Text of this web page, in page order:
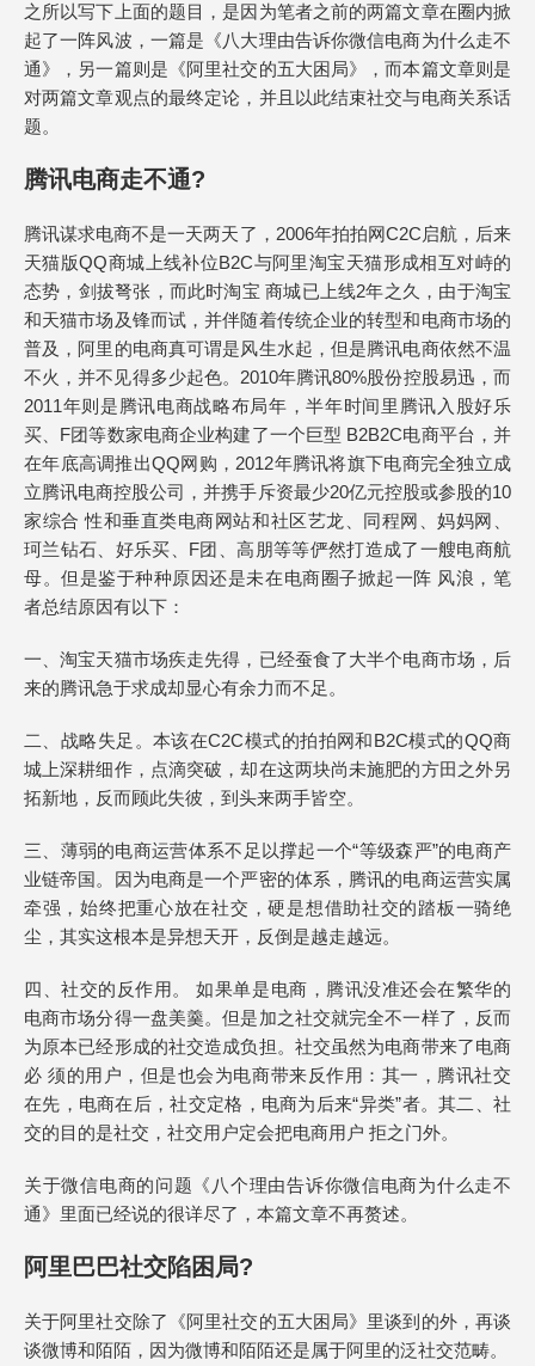
之所以写下上面的题目，是因为笔者之前的两篇文章在圈内掀
起了一阵风波，一篇是《八大理由告诉你微信电商为什么走不
通》，另一篇则是《阿里社交的五大困局》，而本篇文章则是
对两篇文章观点的最终定论，并且以此结束社交与电商关系话
题。
腾讯电商走不通?
腾讯谋求电商不是一天两天了，2006年拍拍网C2C启航，后来
天猫版QQ商城上线补位B2C与阿里淘宝天猫形成相互对峙的
态势，剑拔弩张，而此时淘宝 商城已上线2年之久，由于淘宝
和天猫市场及锋而试，并伴随着传统企业的转型和电商市场的
普及，阿里的电商真可谓是风生水起，但是腾讯电商依然不温
不火，并不见得多少起色。2010年腾讯80%股份控股易迅，而
2011年则是腾讯电商战略布局年，半年时间里腾讯入股好乐
买、F团等数家电商企业构建了一个巨型 B2B2C电商平台，并
在年底高调推出QQ网购，2012年腾讯将旗下电商完全独立成
立腾讯电商控股公司，并携手斥资最少20亿元控股或参股的10
家综合 性和垂直类电商网站和社区艺龙、同程网、妈妈网、
珂兰钻石、好乐买、F团、高朋等等俨然打造成了一艘电商航
母。但是鉴于种种原因还是未在电商圈子掀起一阵 风浪，笔
者总结原因有以下：
一、淘宝天猫市场疾走先得，已经蚕食了大半个电商市场，后
来的腾讯急于求成却显心有余力而不足。
二、战略失足。本该在C2C模式的拍拍网和B2C模式的QQ商
城上深耕细作，点滴突破，却在这两块尚未施肥的方田之外另
拓新地，反而顾此失彼，到头来两手皆空。
三、薄弱的电商运营体系不足以撑起一个“等级森严”的电商产
业链帝国。因为电商是一个严密的体系，腾讯的电商运营实属
牵强，始终把重心放在社交，硬是想借助社交的踏板一骑绝
尘，其实这根本是异想天开，反倒是越走越远。
四、社交的反作用。 如果单是电商，腾讯没准还会在繁华的
电商市场分得一盘美羹。但是加之社交就完全不一样了，反而
为原本已经形成的社交造成负担。社交虽然为电商带来了电商
必 须的用户，但是也会为电商带来反作用：其一，腾讯社交
在先，电商在后，社交定格，电商为后来“异类”者。其二、社
交的目的是社交，社交用户定会把电商用户 拒之门外。
关于微信电商的问题《八个理由告诉你微信电商为什么走不
通》里面已经说的很详尽了，本篇文章不再赘述。
阿里巴巴社交陷困局?
关于阿里社交除了《阿里社交的五大困局》里谈到的外，再谈
谈微博和陌陌，因为微博和陌陌还是属于阿里的泛社交范畴。